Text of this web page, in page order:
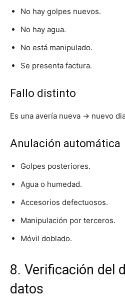
No hay golpes nuevos.
No hay agua.
No está manipulado.
Se presenta factura.
Fallo distinto
Es una avería nueva → nuevo
Anulación automática
Golpes posteriores.
Agua o humedad.
Accesorios defectuosos.
Manipulación por terceros.
Móvil doblado.
8. Verificación del
datos